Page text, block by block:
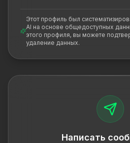
Этот профиль был
AI на основе общедоступных
этого профиля, вы можете
удаление данных.
Написать